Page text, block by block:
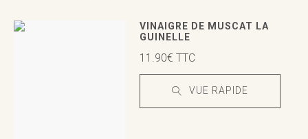
VINAIGRE DE MUSCAT LA
GUINELLE
11.90€ TTC
VUE RAPIDE